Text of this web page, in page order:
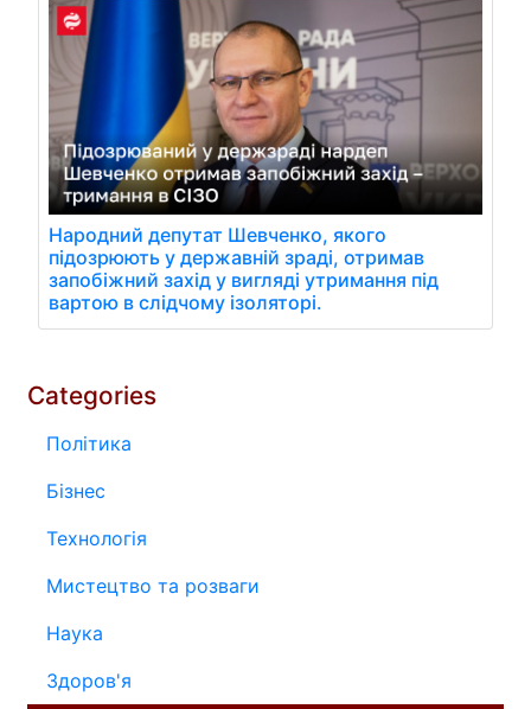
Народний депутат Шевченко, якого
підозрюють у державній зраді, отримав
запобіжний захід у вигляді утримання під
вартою в слідчому ізоляторі.
Categories
Політика
Бізнес
Технологія
Мистецтво та розваги
Наука
Здоров'я